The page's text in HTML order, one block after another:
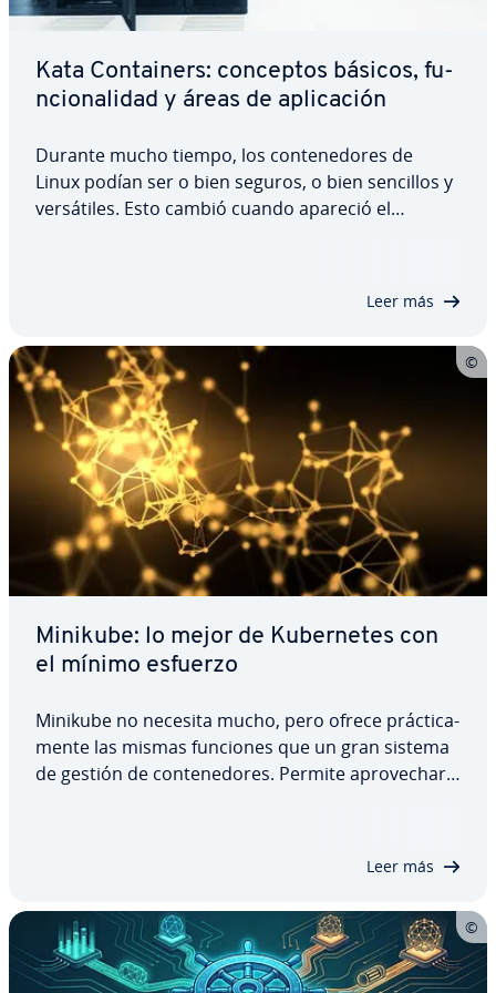
Kata Co­n­tai­ne­rs: conceptos básicos, fu­
n­cio­na­li­dad y áreas de apli­ca­ción
Durante mucho tiempo, los co­n­te­ne­do­res de
Linux podían ser o bien seguros, o bien sencillos y
ve­r­sá­ti­les. Esto cambió cuando apareció el
Leer más
Minikube: lo mejor de Ku­be­r­ne­tes con
el mínimo esfuerzo
Minikube no necesita mucho, pero ofrece prá­c­ti­ca­
me­n­te las mismas funciones que un gran sistema
de gestión de co­n­te­ne­do­res. Permite apro­ve­char
Leer más